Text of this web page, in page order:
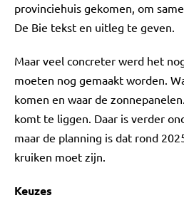
provinciehuis gekomen, om
De Bie tekst en uitleg te geven.
Maar veel concreter werd het
moeten nog gemaakt worden.
komen en waar de
komt te liggen. Daar is verder
maar de planning is dat rond
kruiken moet zijn.
Keuzes